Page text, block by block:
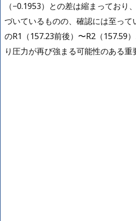
（−0.1953）との差は縮まっており
づいているものの、確認には至って
のR1（157.23前後）〜R2（157.59
り圧力が再び強まる可能性のある重